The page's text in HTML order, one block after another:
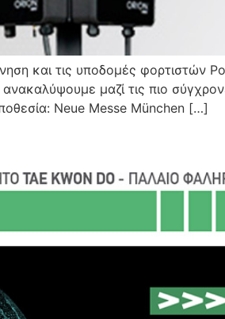
και τις υποδομές φορτιστών
μαζί τις πιο
Neue Messe München […]